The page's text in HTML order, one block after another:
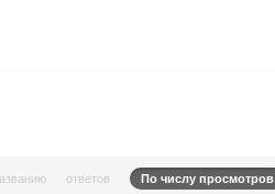
ответов По числу просмотров